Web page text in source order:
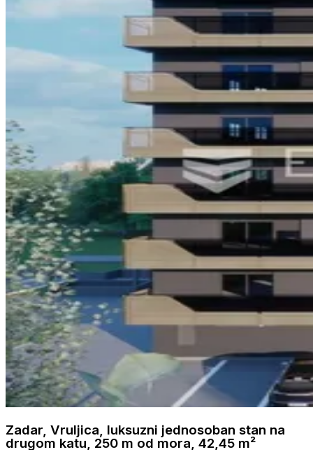
Zadar, Vruljica, luksuzni jednosoban stan na
drugom katu, 250 m od mora, 42,45 m²